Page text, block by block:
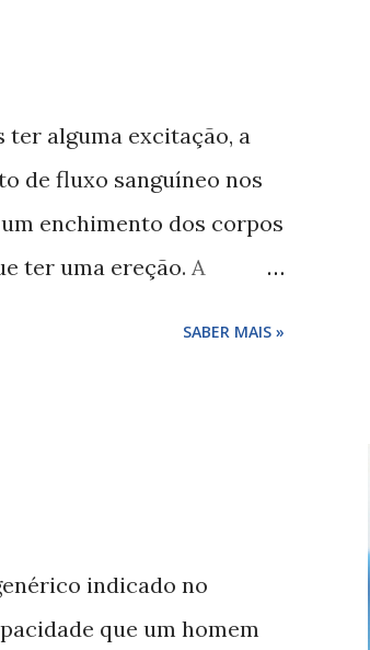
ter alguma excitação, a
de fluxo sanguíneo nos
enchimento dos corpos
ter uma ereção. A
( pode conferir
de saúde que deve
deve falar com
fazer um
SABER MAIS »
indicado no
que um homem